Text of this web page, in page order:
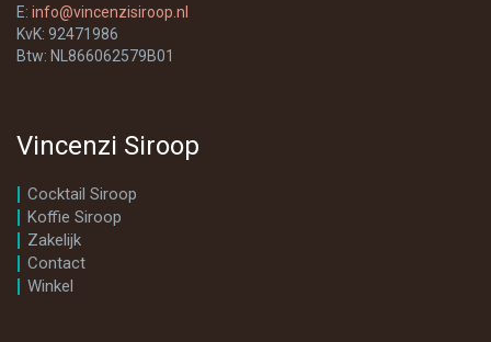
E: info@vincenzisiroop.nl
KvK: 92471986
Btw: NL866062579B01
Vincenzi Siroop
Cocktail Siroop
Koffie Siroop
Zakelijk
Contact
Winkel